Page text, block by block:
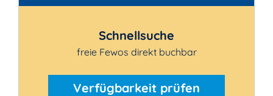
Schnellsuche
freie Fewos direkt buchbar
Verfügbarkeit prüfen